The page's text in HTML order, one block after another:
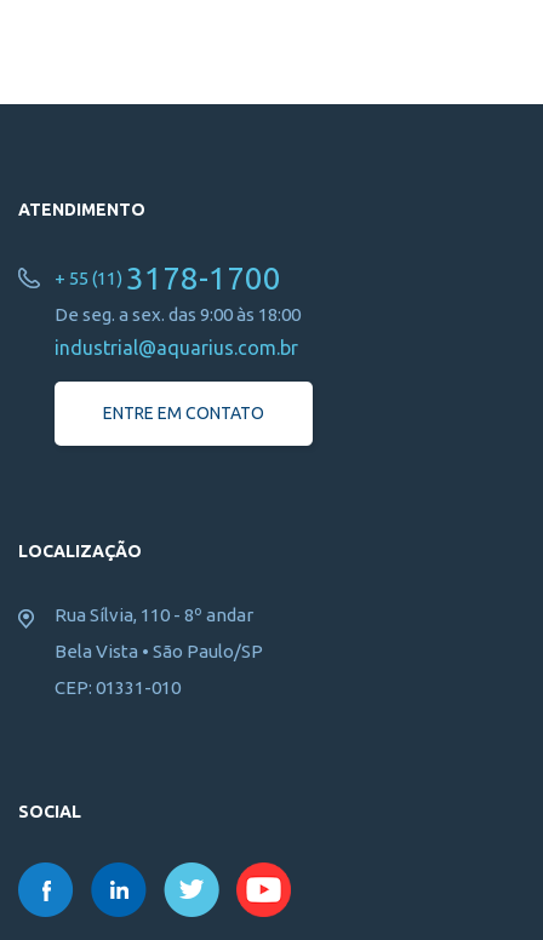
ATENDIMENTO
+ 55 (11) 3178-1700
De seg. a sex. das 9:00 às 18:00
industrial@aquarius.com.br
ENTRE EM CONTATO
LOCALIZAÇÃO
Rua Sílvia, 110 - 8º andar
Bela Vista • São Paulo/SP
CEP: 01331-010
SOCIAL